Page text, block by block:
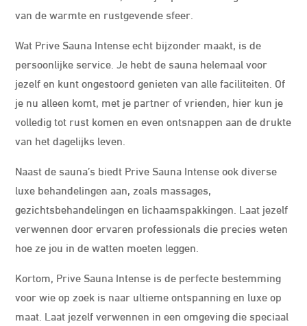
van de warmte en rustgevende sfeer.
Wat Prive Sauna Intense echt bijzonder maakt, is de
persoonlijke service. Je hebt de sauna helemaal voor
jezelf en kunt ongestoord genieten van alle faciliteiten. Of
je nu alleen komt, met je partner of vrienden, hier kun je
volledig tot rust komen en even ontsnappen aan de drukte
van het dagelijks leven.
Naast de sauna’s biedt Prive Sauna Intense ook diverse
luxe behandelingen aan, zoals massages,
gezichtsbehandelingen en lichaamspakkingen. Laat jezelf
verwennen door ervaren professionals die precies weten
hoe ze jou in de watten moeten leggen.
Kortom, Prive Sauna Intense is de perfecte bestemming
voor wie op zoek is naar ultieme ontspanning en luxe op
maat. Laat jezelf verwennen in een omgeving die speciaal